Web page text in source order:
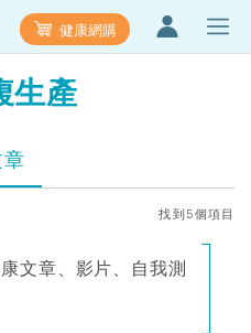
健康網購
生產
章
找到5個項目
文章、影片、自我測